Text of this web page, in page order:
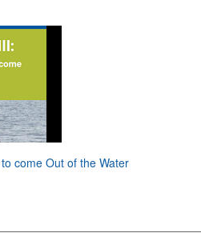
come Out of the Water